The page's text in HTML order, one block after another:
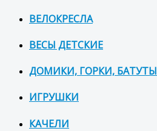
ВЕЛОКРЕСЛА
ВЕСЫ ДЕТСКИЕ
ДОМИКИ, ГОРКИ, БАТУТЫ
ИГРУШКИ
КАЧЕЛИ